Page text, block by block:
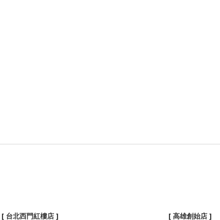
[ 台北西門紅樓店 ] [ 高雄創始店 ]